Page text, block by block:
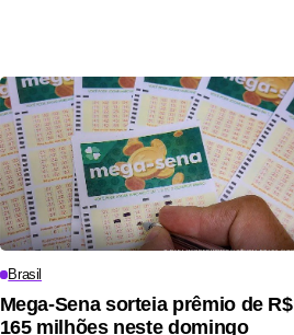
Brasil
Mega-Sena sorteia prêmio de R$
165 milhões neste domingo